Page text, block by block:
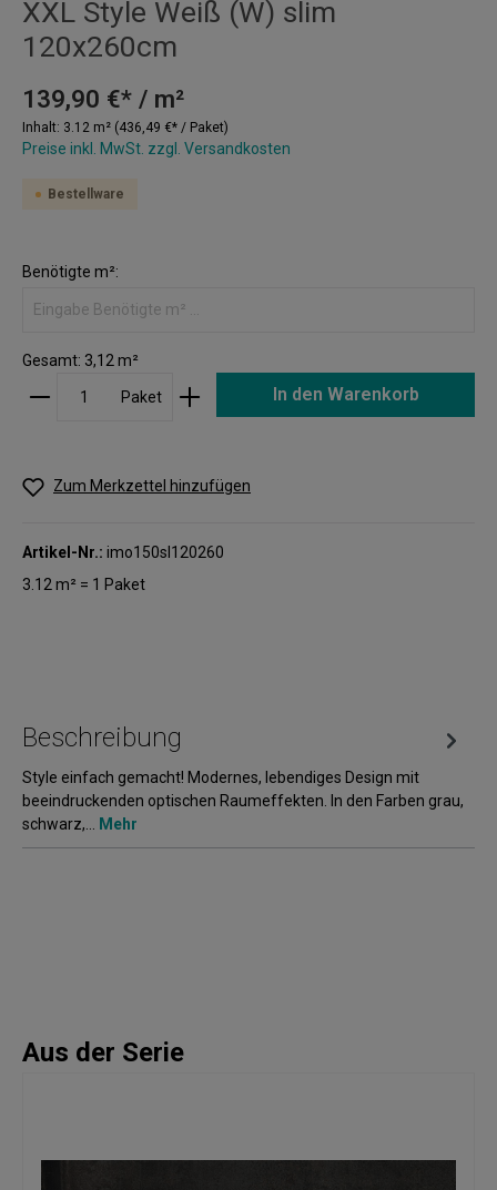
XXL Style Weiß (W) slim
120x260cm
139,90 €* / m²
Inhalt: 3.12 m² (436,49 €* / Paket)
Preise inkl. MwSt. zzgl. Versandkosten
Bestellware
Benötigte m²:
Gesamt: 3,12 m²
Paket In den Warenkorb
Zum Merkzettel hinzufügen
Artikel-Nr.: imo150sl120260
3.12 m² = 1 Paket
Beschreibung
Style einfach gemacht! Modernes, lebendiges Design mit
beeindruckenden optischen Raumeffekten. In den Farben grau,
schwarz,… Mehr
Aus der Serie